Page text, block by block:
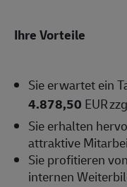
Ihre Vorteile
Sie erwartet ein
4.878,50 EUR
Sie erhalten
attraktive
Sie profitieren
internen